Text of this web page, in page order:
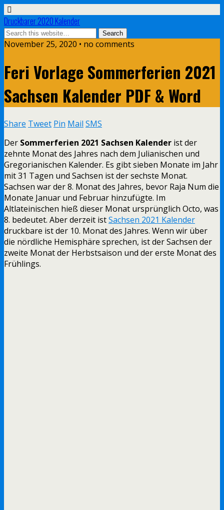
Druckbarer 2020 Kalender
November 25, 2020 • no comments
Feri Vorlage Sommerferien 2021
Sachsen Kalender PDF & Word
Share Tweet Pin Mail SMS
Der Sommerferien 2021 Sachsen Kalender ist der
zehnte Monat des Jahres nach dem Julianischen und
Gregorianischen Kalender. Es gibt sieben Monate im Jahr
mit 31 Tagen und Sachsen ist der sechste Monat.
Sachsen war der 8. Monat des Jahres, bevor Raja Num die
Monate Januar und Februar hinzufügte. Im
Altlateinischen hieß dieser Monat ursprünglich Octo, was
8. bedeutet. Aber derzeit istSachsen 2021 Kalender
druckbare ist der 10. Monat des Jahres. Wenn wir über
die nördliche Hemisphäre sprechen, ist der Sachsen der
zweite Monat der Herbstsaison und der erste Monat des
Frühlings.